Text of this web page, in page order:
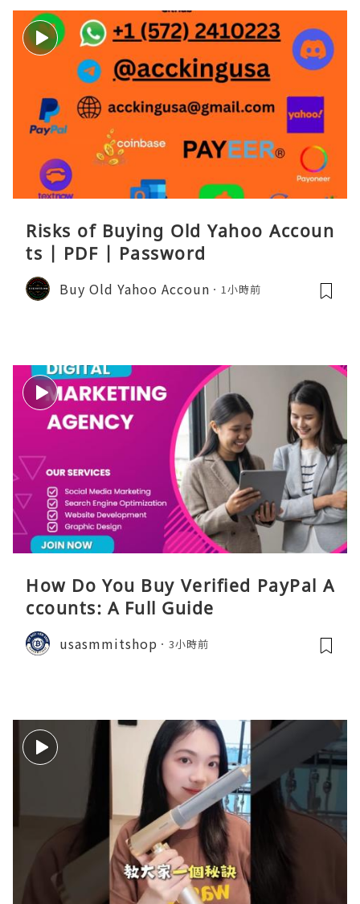
Risks of Buying Old Yahoo Accoun
ts | PDF | Password
Buy Old Yahoo Accoun 1小時前
How Do You Buy Verified PayPal A
ccounts: A Full Guide
usasmmitshop 3小時前